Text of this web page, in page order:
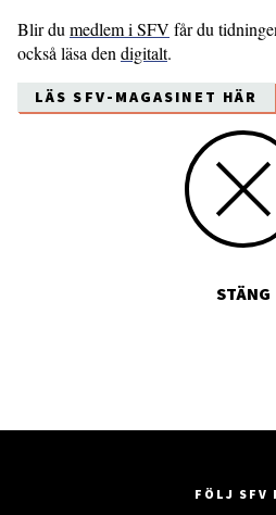
Blir du medlem i SFV får du
också läsa den digitalt.
LÄS SFV-MAGASINET HÄR
STÄNG
FÖLJ SFV